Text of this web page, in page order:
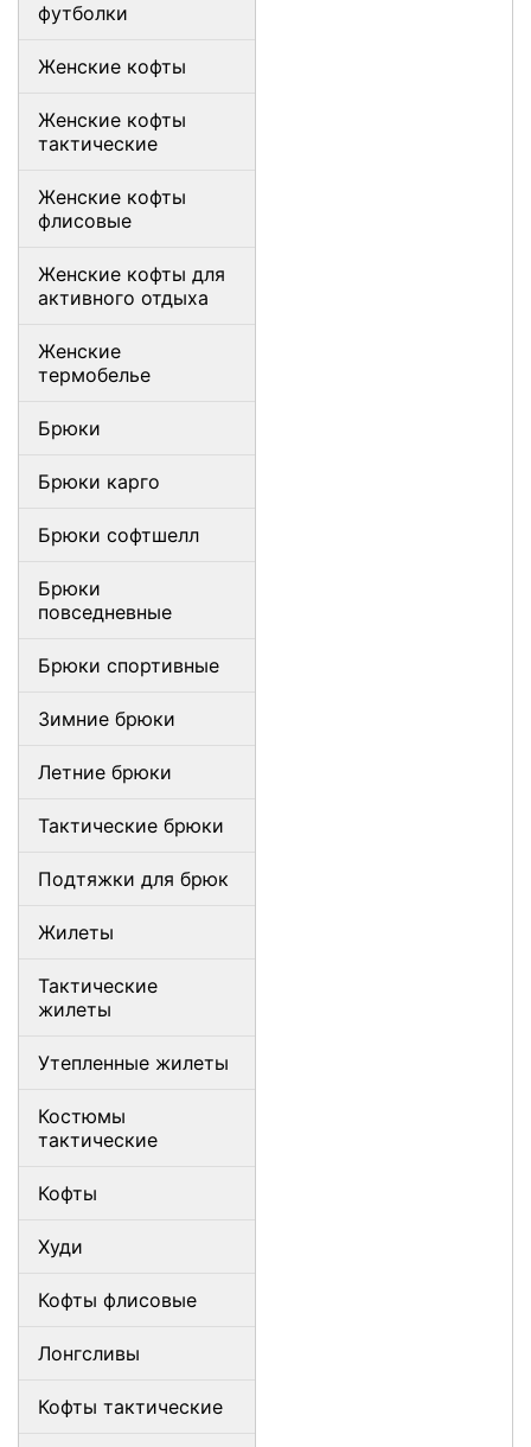
футболки
Женские кофты
Женские кофты
тактические
Женские кофты
флисовые
Женские кофты для
активного отдыха
Женские
термобелье
Брюки
Брюки карго
Брюки софтшелл
Брюки
повседневные
Брюки спортивные
Зимние брюки
Летние брюки
Тактические брюки
Подтяжки для брюк
Жилеты
Тактические
жилеты
Утепленные жилеты
Костюмы
тактические
Кофты
Худи
Кофты флисовые
Лонгсливы
Кофты тактические